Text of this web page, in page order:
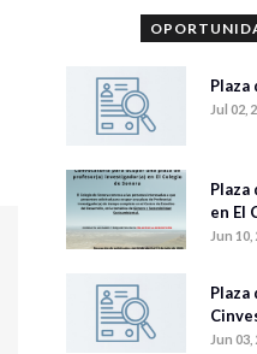
Plaza
Jul 02,
Plaza
en El
Jun 10,
Jun 03,